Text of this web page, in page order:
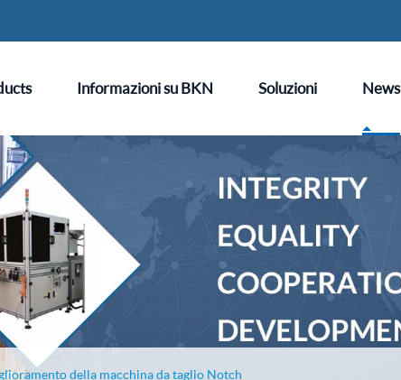
Informazioni su BKN Soluzioni News
della macchina da taglio Notch